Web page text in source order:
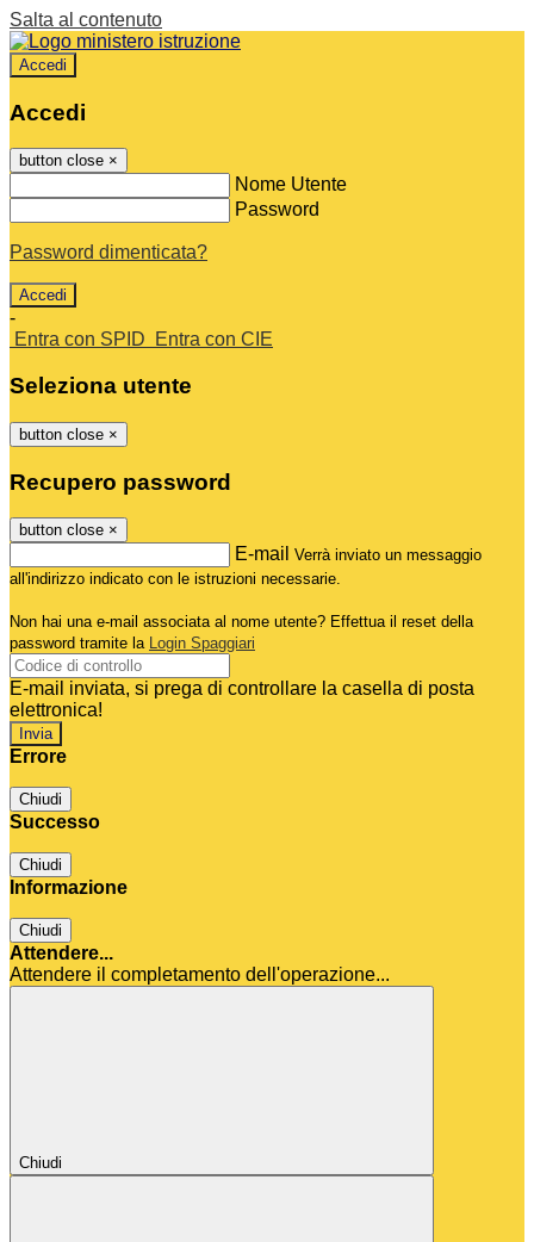
Salta al contenuto
Accedi
Accedi
button close ×
Nome Utente
Password
Password dimenticata?
-
Entra con SPID
Entra con CIE
Seleziona utente
button close ×
Recupero password
button close ×
E-mail Verrà inviato un messaggio
all'indirizzo indicato con le istruzioni necessarie.
Non hai una e-mail associata al nome utente? Effettua il reset della
password tramite la Login Spaggiari
E-mail inviata, si prega di controllare la casella di posta
elettronica!
Errore
Chiudi
Successo
Chiudi
Informazione
Chiudi
Attendere...
Attendere il completamento dell'operazione...
Chiudi